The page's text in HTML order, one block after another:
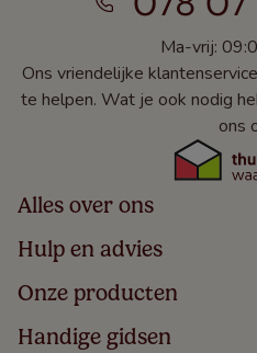
Ma-vrij:
Ons vriendelijke
te helpen. Wat je ook nodig
ons
Alles over ons
Home
Over
Bestellen
Winacties
Hulp en advies
Volg Je Bestelling
Levering
5 Jaar Garantie
Onze producten
Houten Jaloezieën
Handige gidsen